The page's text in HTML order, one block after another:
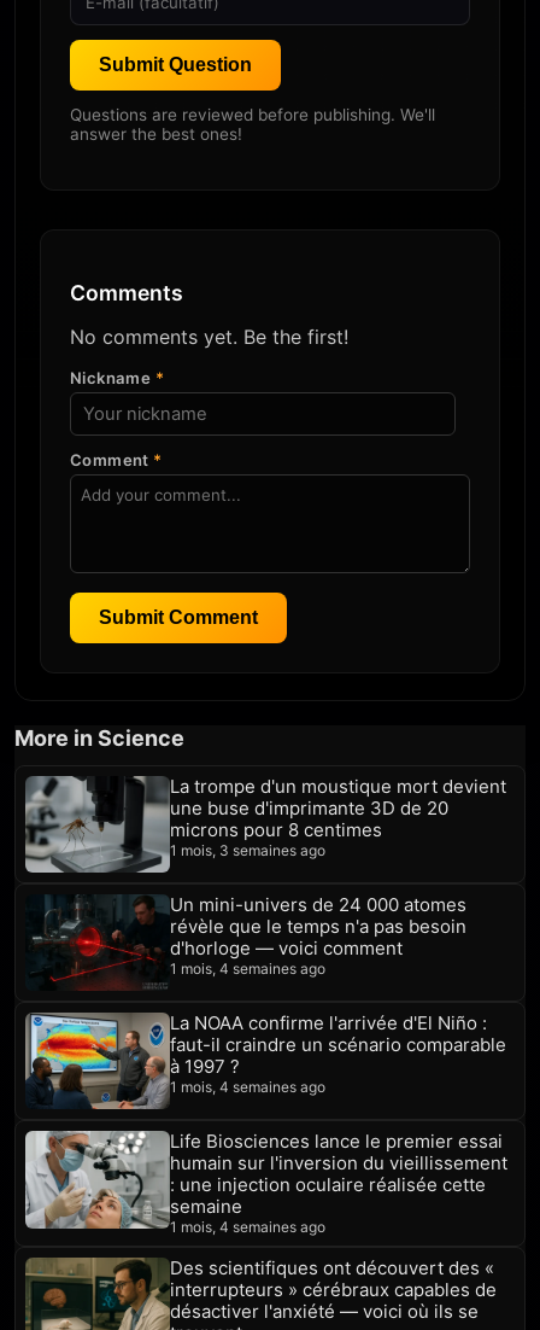
Submit Question
Questions are reviewed before publishing. We'll
answer the best ones!
Comments
No comments yet. Be the first!
Nickname *
Comment *
Submit Comment
More in Science
La trompe d'un moustique mort devient
une buse d'imprimante 3D de 20
microns pour 8 centimes
1 mois, 3 semaines ago
Un mini-univers de 24 000 atomes
révèle que le temps n'a pas besoin
d'horloge — voici comment
1 mois, 4 semaines ago
La NOAA confirme l'arrivée d'El Niño :
faut-il craindre un scénario comparable
à 1997 ?
1 mois, 4 semaines ago
Life Biosciences lance le premier essai
humain sur l'inversion du vieillissement
: une injection oculaire réalisée cette
semaine
1 mois, 4 semaines ago
Des scientifiques ont découvert des «
interrupteurs » cérébraux capables de
désactiver l'anxiété — voici où ils se